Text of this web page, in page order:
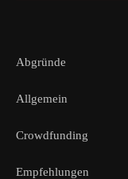
Abgründe
Allgemein
Crowdfunding
Empfehlungen